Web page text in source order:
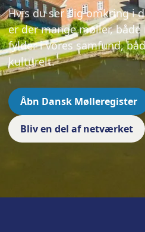
Hvis du ser dig omkring i
er der mange møller, både
fylder i vores samfund,
kulturelt.
Åbn Dansk Mølleregister
Bliv en del af netværket